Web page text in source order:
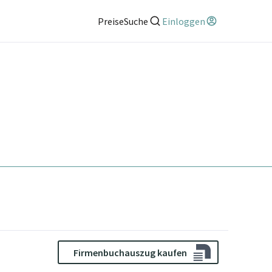
PreiseSuche Einloggen
Firmenbuchauszug kaufen